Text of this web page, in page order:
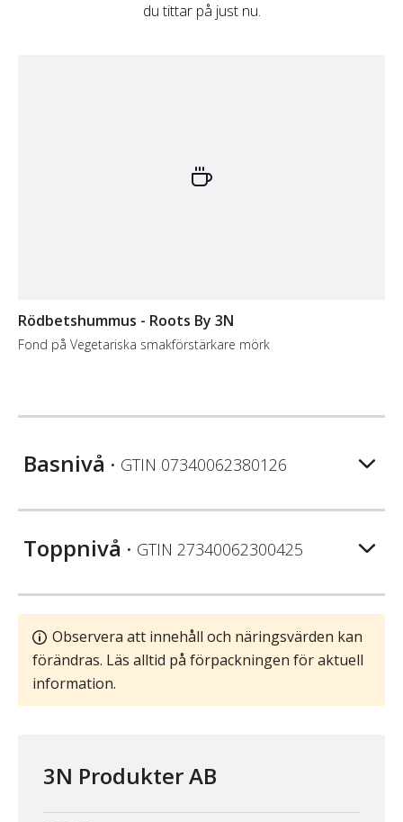
du tittar på just nu.
Rödbetshummus - Roots By 3N
Fond på Vegetariska smakförstärkare mörk
Basnivå • GTIN 07340062380126
Toppnivå • GTIN 27340062300425
Observera att innehåll och näringsvärden kan
förändras. Läs alltid på förpackningen för aktuell
information.
3N Produkter AB